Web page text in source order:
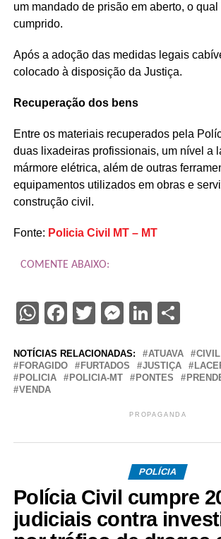
um mandado de prisão em aberto, o
cumprido.
Após a adoção das medidas legais
colocado à disposição da Justiça.
Recuperação dos bens
Entre os materiais recuperados pela
duas lixadeiras profissionais, um nível a
mármore elétrica, além de outras
equipamentos utilizados em obras e
construção civil.
Fonte: Policia Civil MT – MT
COMENTE ABAIXO:
WhatsApp
Facebook
TwitterMessenger
LinkedIn
NOTÍCIAS RELACIONADAS: ATUAVA CIVIL
FORAGIDO
FURTADOS JUSTIÇA
POLICIA
POLICIA-MT PONTES
VENDA
PROPAGANDA
POLÍCIA
Polícia Civil cumpre
judiciais contra